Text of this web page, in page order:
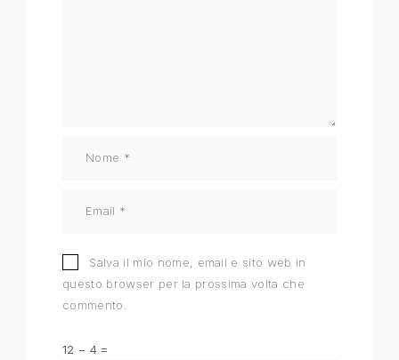
Salva il mio nome, email e sito web in
questo browser per la prossima volta che
commento.
12 − 4 =